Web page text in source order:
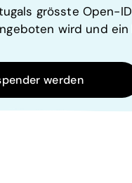
grösste Open-
wird und
werden